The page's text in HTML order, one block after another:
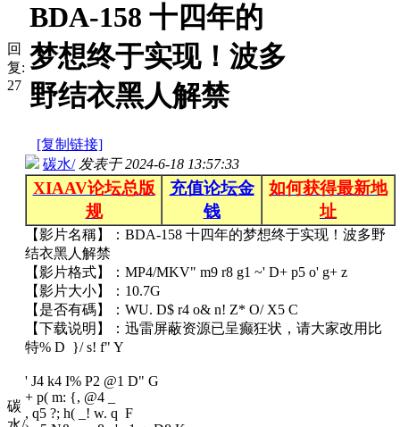
回
复:
27
BDA-158 十四年的
梦想终于实现！波多
野结衣黑人解禁
[复制链接]
碳
碳水/ 发表于2024-6-18 13:57:33
XIAAV论坛总版
规
充值论坛金
钱
如何获得最新地
址
【影片名稱】：BDA-158 十四年的梦想终于实现！波多野
结衣黑人解禁
【影片格式】：MP4/MKV" m9 r8 g1 ~' D+ p5 o' g+ z
【影片大小】：10.7G
【是否有碼】：WU. D$ r4 o& n! Z* O/ X5 C
【下载说明】：迅雷屏蔽资源已呈癫狂状，请大家改用比
特% D }/ s! f" Y
' J4 k4 I% P2 @1 D" G
+ p( m: {, @4 _
, q5 ?; h( _! w. q F